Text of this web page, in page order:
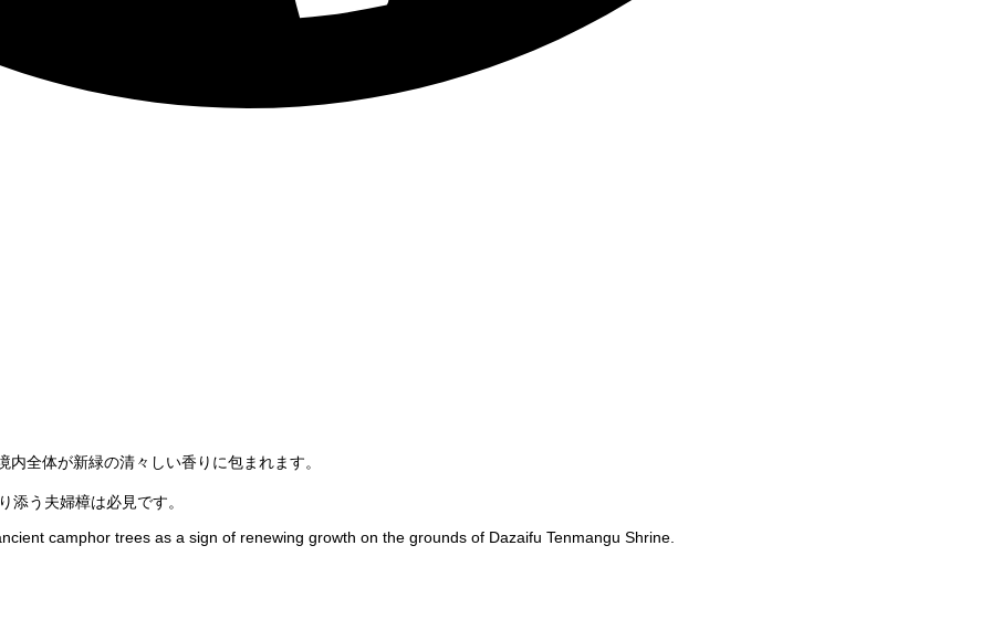
全体が新緑の清々しい香りに包まれます。
う夫婦樟は必見です。
camphor trees as a sign of renewing growth on the grounds of Dazaifu Tenmangu Shrine.